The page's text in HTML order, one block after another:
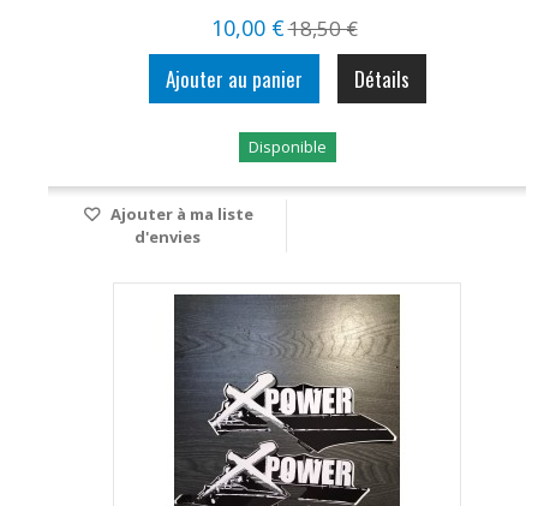
10,00 €18,50 €
Ajouter au panier Détails
Disponible
Ajouter à ma liste
d'envies